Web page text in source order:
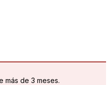
más de 3 meses.